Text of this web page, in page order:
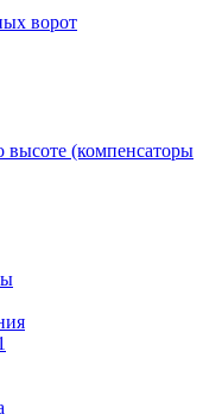
ворот
(компенсаторы